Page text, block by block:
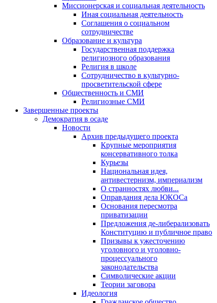
Миссионерская и социальная деятельность
Иная социальная деятельность
Соглашения о социальном
сотрудничестве
Образование и культура
Государственная поддержка
религиозного образования
Религия в школе
Сотрудничество в культурно-
просветительской сфере
Общественность и СМИ
Религиозные СМИ
Завершенные проекты
Демократия в осаде
Новости
Архив предыдущего проекта
Крупные мероприятия
консервативного толка
Курьезы
Национальная идея,
антивестернизм, империализм
О странностях любви...
Оправдания дела ЮКОСа
Основания пересмотра
приватизации
Предложения де-либерализовать
Конституцию и публичное право
Призывы к ужесточению
уголовного и уголовно-
процессуального
законодательства
Символические акции
Теории заговора
Идеология